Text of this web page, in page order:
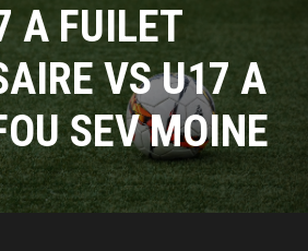
A FUILET
VS U17 A
SEV MOINE